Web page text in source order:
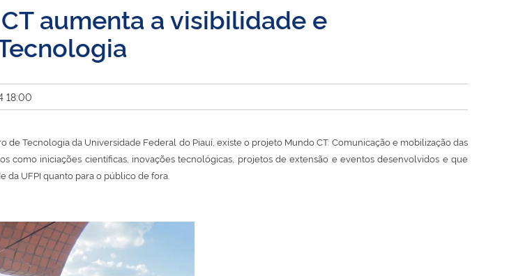
aumenta a visibilidade e
18:00
Tecnologia da Universidade Federal do Piauí, existe o projeto Mundo CT: Comunicação e mobilização das
como iniciações científicas, inovações tecnológicas, projetos de extensão e eventos desenvolvidos e que
UFPI quanto para o público de fora.